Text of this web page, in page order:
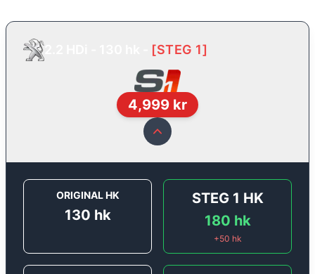
[STEG 1]
4,999 kr
ORIGINAL HK
130 hk
STEG 1 HK
180 hk
+50 hk